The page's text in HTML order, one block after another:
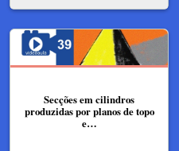
Secções em cilindros
produzidas por planos de topo
e…